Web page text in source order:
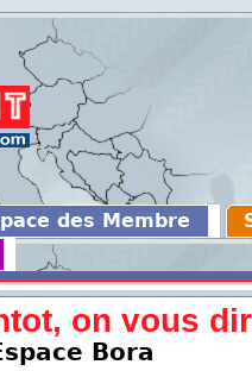
des Membre
on vous
Bora